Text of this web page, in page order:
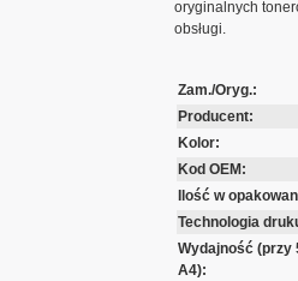
oryginalnych
obsługi.
Zam./Oryg.:
Producent:
Kolor:
Kod OEM:
Ilość w
Technologia
Wydajność
A4):